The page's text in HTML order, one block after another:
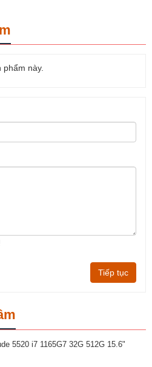
này.
Tiếp tục
5520 i7 1165G7 32G 512G 15.6"